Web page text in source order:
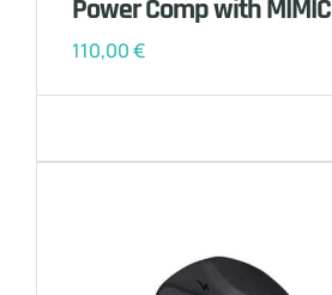
Power Comp with MIMIC
110,00€